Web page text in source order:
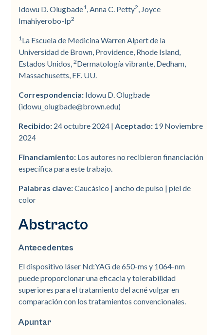
Idowu D. Olugbade1 , Anna C. Petty2
, Joyce
Imahiyerobo-Ip2
1 La Escuela de Medicina Warren Alpert de la
Universidad de Brown, Providence, Rhode Island,
Estados Unidos,2Dermatología vibrante, Dedham,
Massachusetts, EE. UU.
Correspondencia: Idowu D. Olugbade
(idowu_olugbade@brown.edu)
Recibido: 24 octubre 2024 | Aceptado: 19 Noviembre
2024
Financiamiento: Los autores no recibieron financiación
específica para este trabajo.
Palabras clave:Caucásico | ancho de pulso | piel de
color
Abstracto
Antecedentes
El dispositivo láser Nd:YAG de 650-ms y 1064-nm
puede proporcionar una eficacia y tolerabilidad
superiores para el tratamiento del acné vulgar en
comparación con los tratamientos convencionales.
Apuntar
Antecedentes
Pacientes/Métodos
Resultados
Conclusión
Diseño del Estudio
del acné
Procedimiento
Análisis de datos
Demografía del paciente y
características basales
Número de tratamientos y
puntuación IGA
Terapias Adjuntivas
Evaluación de eventos adversos
Tratamiento de pacientes
blancos y piel de color
Discusión